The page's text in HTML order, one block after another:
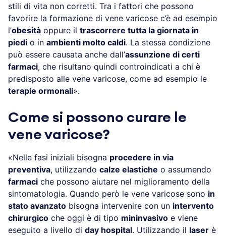
stili di vita non corretti. Tra i fattori che possono
favorire la formazione di vene varicose c’è ad esempio
l’obesità oppure il trascorrere tutta la giornata in
piedi o in ambienti molto caldi. La stessa condizione
può essere causata anche dall’assunzione di certi
farmaci, che risultano quindi controindicati a chi è
predisposto alle vene varicose, come ad esempio le
terapie ormonali».
Come si possono curare le
vene varicose?
«Nelle fasi iniziali bisogna procedere in via
preventiva, utilizzando calze elastiche o assumendo
farmaci che possono aiutare nel miglioramento della
sintomatologia. Quando però le vene varicose sono in
stato avanzato bisogna intervenire con un intervento
chirurgico che oggi è di tipo mininvasivo e viene
eseguito a livello di day hospital. Utilizzando il laser è